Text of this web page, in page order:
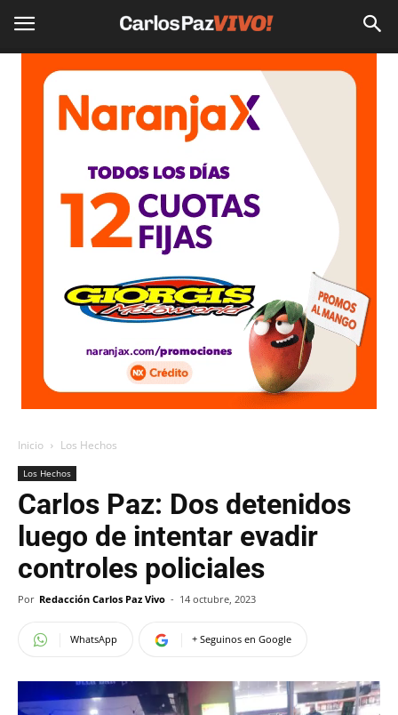
Inicio Los Hechos
Los Hechos
Carlos Paz: Dos detenidos
luego de intentar evadir
controles policiales
Por Redacción Carlos Paz Vivo - 14 octubre, 2023
WhatsApp + Seguinos en Google